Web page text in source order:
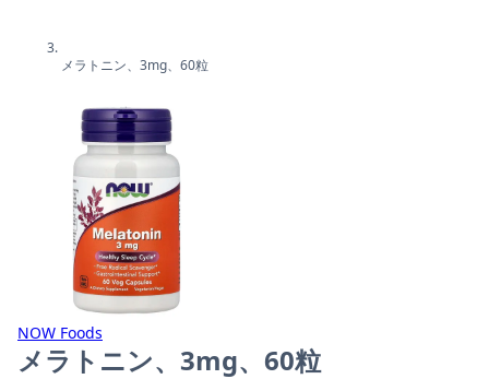
メラトニン、3mg、60粒
NOW Foods
メラトニン、3mg、60粒